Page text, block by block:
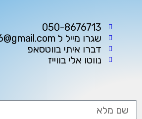
050-8676713
שגרו מייל ל iditpr2276@gmail.com
דברו איתי בווטסאפ
נווטו אלי בווייז